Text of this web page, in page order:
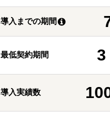
導入までの期間
最低契約期間 3
導入実績数